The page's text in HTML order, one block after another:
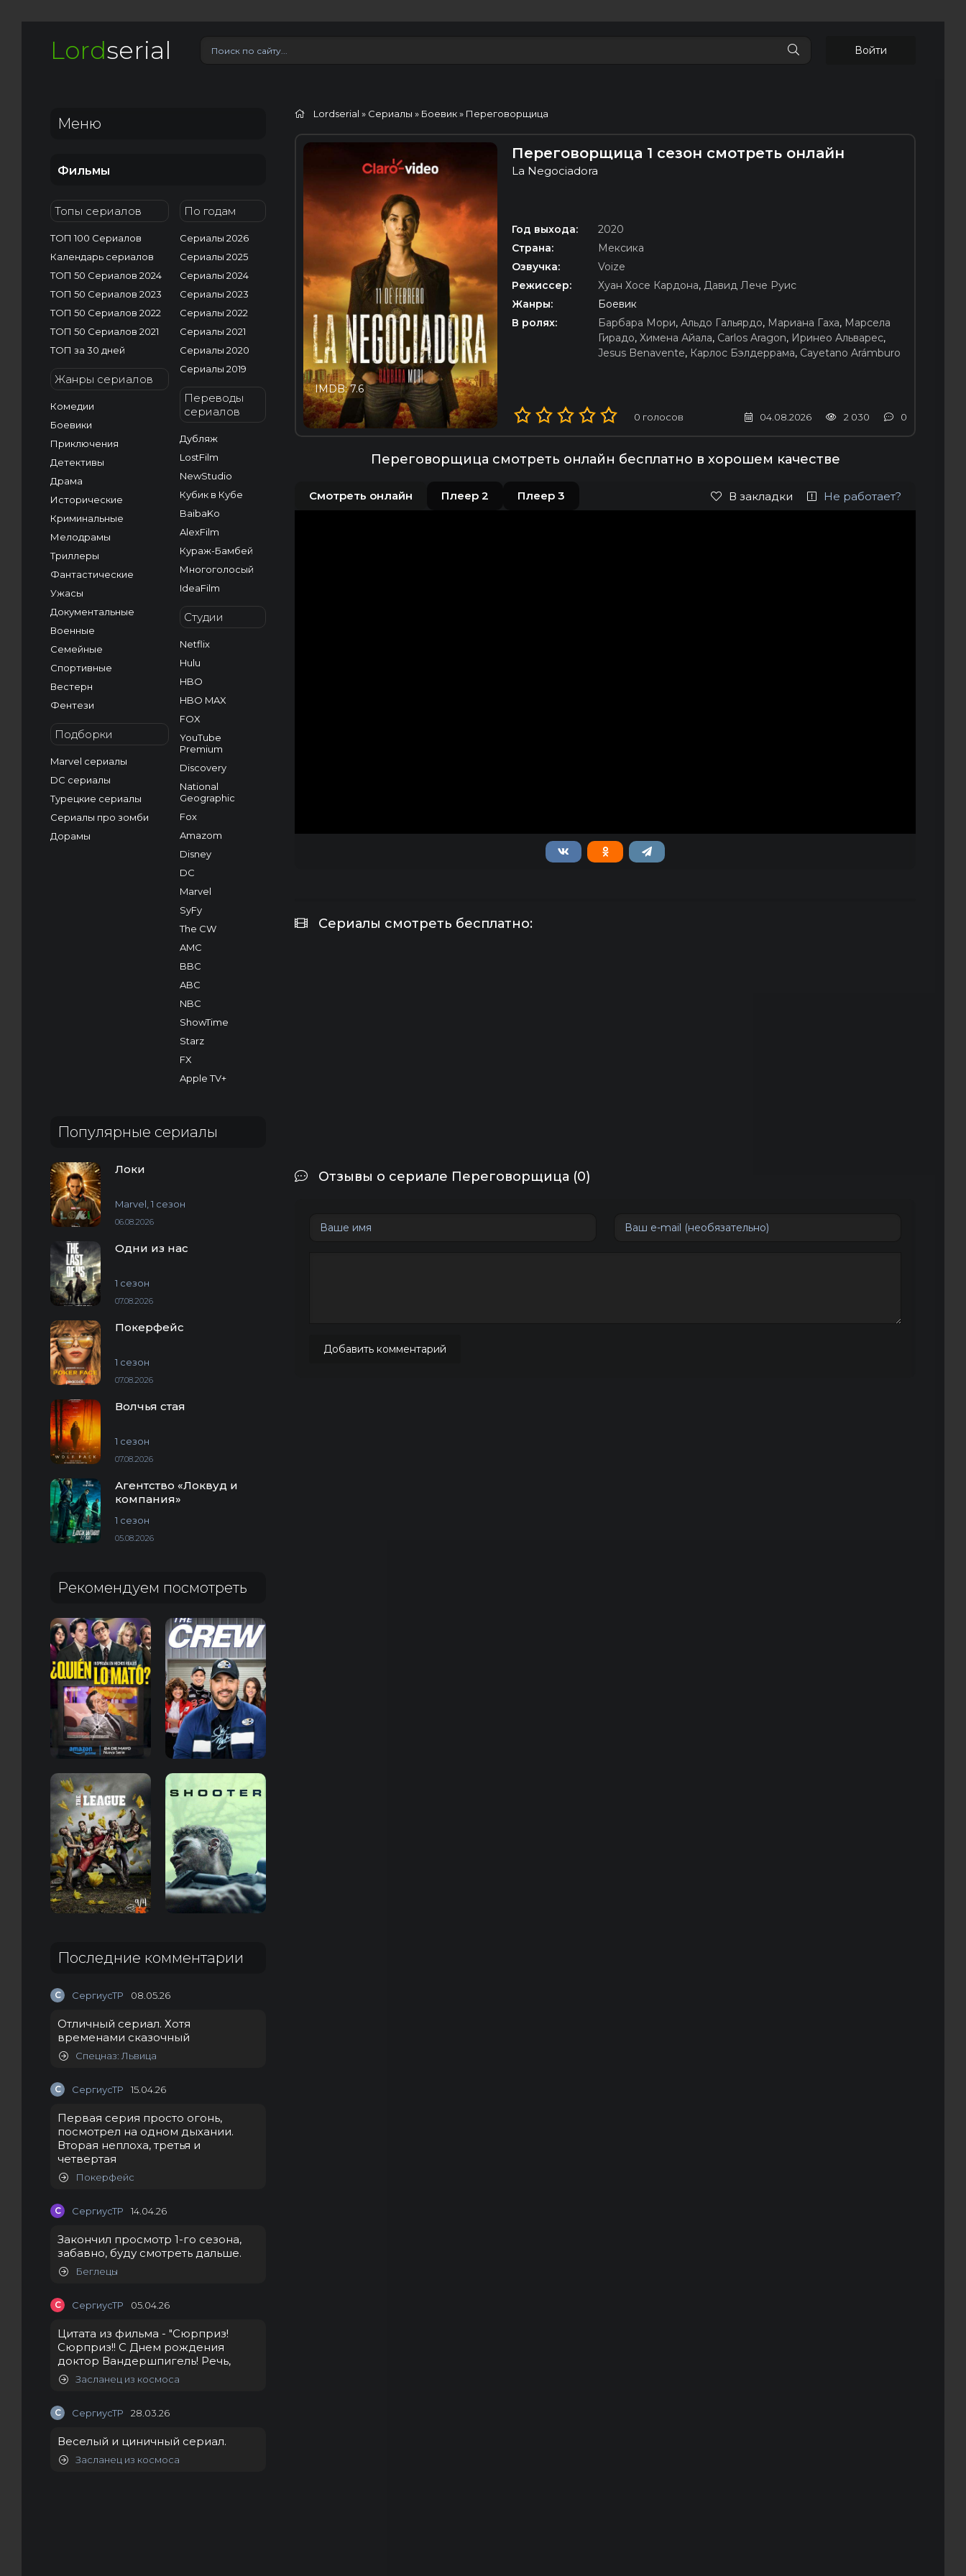
Lordserial Войти
Меню
Фильмы
Топы сериалов
ТОП 100 Сериалов
Календарь сериалов
ТОП 50 Сериалов 2024
ТОП 50 Сериалов 2023
ТОП 50 Сериалов 2022
ТОП 50 Сериалов 2021
ТОП за 30 дней
Жанры сериалов
Комедии
Боевики
Приключения
Детективы
Драма
Исторические
Криминальные
Мелодрамы
Триллеры
Фантастические
Ужасы
Документальные
Военные
Семейные
Спортивные
Вестерн
Фентези
Подборки
Marvel сериалы
DC сериалы
Турецкие сериалы
Сериалы про зомби
Дорамы
По годам
Сериалы 2026
Сериалы 2025
Сериалы 2024
Сериалы 2023
Сериалы 2022
Сериалы 2021
Сериалы 2020
Сериалы 2019
Переводы
сериалов
Дубляж
LostFilm
NewStudio
Кубик в Кубе
BaibaKo
AlexFilm
Кураж-Бамбей
Многоголосый
IdeaFilm
Студии
Netflix
Hulu
HBO
HBO MAX
FOX
YouTube
Premium
Discovery
National
Geographic
Fox
Amazom
Disney
DC
Marvel
SyFy
The CW
AMC
BBC
ABC
NBC
ShowTime
Starz
FX
Apple TV+
Популярные сериалы
Локи
Marvel, 1 сезон
06.08.2026
Одни из нас
1 сезон
07.08.2026
Покерфейс
1 сезон
07.08.2026
Волчья стая
1 сезон
07.08.2026
Агентство «Локвуд и
компания»
1 сезон
05.08.2026
Рекомендуем посмотреть
Последние комментарии
С СергиусТР 08.05.26
Отличный сериал. Хотя
временами сказочный
Спецназ: Львица
С СергиусТР 15.04.26
Первая серия просто огонь,
посмотрел на одном дыхании.
Вторая неплоха, третья и
четвертая
Покерфейс
С СергиусТР 14.04.26
Закончил просмотр 1-го сезона,
забавно, буду смотреть дальше.
Беглецы
С СергиусТР 05.04.26
Цитата из фильма - "Сюрприз!
Сюрприз!! С Днем рождения
доктор Вандершпигель! Речь,
Засланец из космоса
С СергиусТР 28.03.26
Веселый и циничный сериал.
Засланец из космоса
Lordserial » Сериалы » Боевик» Переговорщица
IMDB: 7.6
Переговорщица 1 сезон смотреть онлайн
La Negociadora
Год выхода:
2020
Страна:
Мексика
Озвучка:
Voize
Режиссер:
Хуан Хосе Кардона, Давид Лече Руис
Жанры:
Боевик
В ролях:
Барбара Мори, Альдо Гальярдо, Мариана Гаха, Марсела
Гирадо, Химена Айала, Carlos Aragon, Иринео Альварес,
Jesus Benavente, Карлос Бэлдеррама, Cayetano Arámburo
0 голосов 04.08.2026 2 030 0
Переговорщица смотреть онлайн бесплатно в хорошем качестве
Смотреть онлайн Плеер 2 Плеер 3 В закладки Не работает?
Сериалы смотреть бесплатно:
Отзывы о сериале Переговорщица (0)
Добавить комментарий